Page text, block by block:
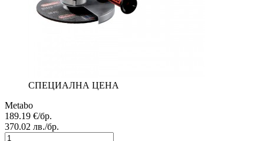
СПЕЦИАЛНА ЦЕНА
Metabo
189.19 €/бр.
370.02 лв./бр.